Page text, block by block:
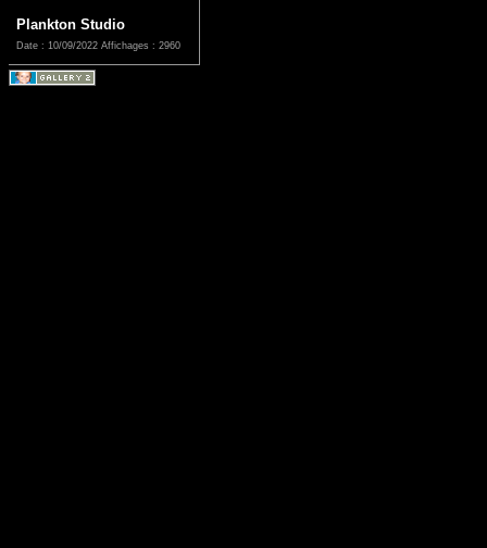
Plankton Studio
Date : 10/09/2022 Affichages : 2960